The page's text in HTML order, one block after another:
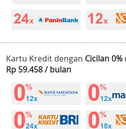
Kartu Kredit dengan Cicilan 0%
Rp 59.458 / bulan